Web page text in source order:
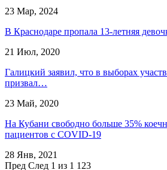
23 Мар, 2024
В Краснодаре пропала 13-летняя
21 Июл, 2020
Галицкий заявил, что в выборах
призвал…
23 Май, 2020
На Кубани свободно больше 35%
пациентов с COVID-19
28 Янв, 2021
Пред След 1 из 1 123